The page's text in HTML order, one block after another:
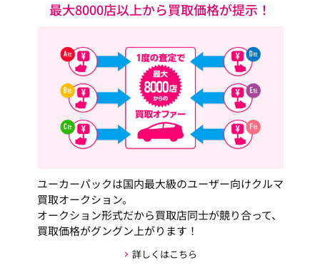
最大8000店以上から買取価格が提示！
ユーカーパックは国内最大級のユーザー向けクルマ
買取オークション。
オークション形式だから買取店同士が競り合って、
買取価格がグングン上がります！
詳しくはこちら